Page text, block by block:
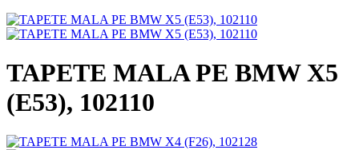
TAPETE MALA PE BMW X5
(E53), 102110